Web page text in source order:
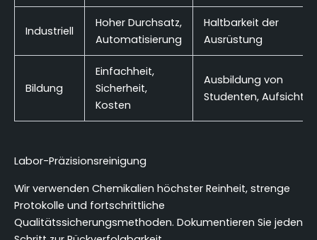
Industriell
Hoher Durchsatz,
Automatisierung
Haltbarkeit der
Ausrüstung
Bildung
Einfachheit,
Sicherheit,
Kosten
Ausbildung von
Studenten, Aufsicht
Labor-Präzisionsreinigung
Wir verwenden Chemikalien höchster Reinheit, strenge
Protokolle und fortschrittliche
Qualitätssicherungsmethoden. Dokumentieren Sie jeden